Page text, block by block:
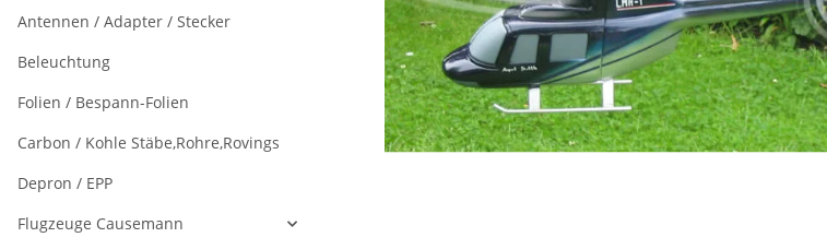
Antennen / Adapter / Stecker
Beleuchtung
Folien / Bespann-Folien
Carbon / Kohle Stäbe,Rohre,Rovings
Depron / EPP
Flugzeuge Causemann